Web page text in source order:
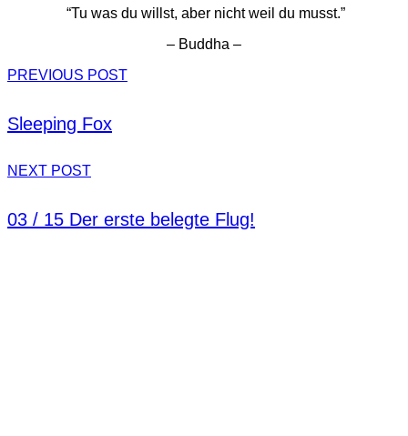
“Tu was du willst, aber nicht weil du musst.”
– Buddha –
PREVIOUS POST
Sleeping Fox
NEXT POST
03 / 15 Der erste belegte Flug!